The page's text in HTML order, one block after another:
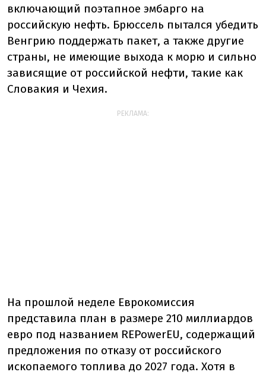
включающий поэтапное эмбарго на
российскую нефть. Брюссель пытался убедить
Венгрию поддержать пакет, а также другие
страны, не имеющие выхода к морю и сильно
зависящие от российской нефти, такие как
Словакия и Чехия.
РЕКЛАМА:
На прошлой неделе Еврокомиссия
представила план в размере 210 миллиардов
евро под названием REPowerEU, содержащий
предложения по отказу от российского
ископаемого топлива до 2027 года. Хотя в